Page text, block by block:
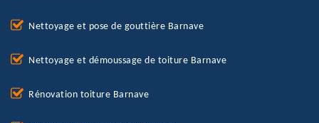
Nettoyage et pose de gouttière Barnave
Nettoyage et démoussage de toiture Barnave
Rénovation toiture Barnave